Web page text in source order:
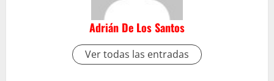
Adrián De Los Santos
Ver todas las entradas